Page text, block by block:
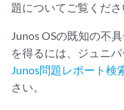
題についてご覧くださ
Junos OSの既知の不
を得るには、ジュニ
Junos問題レポート検
さい。